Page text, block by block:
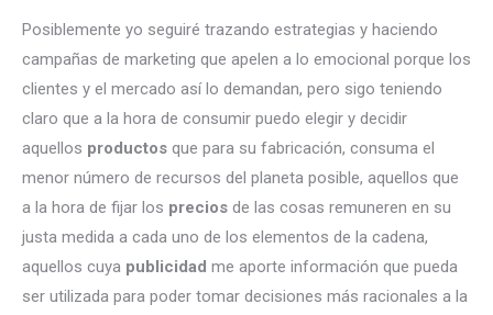
Posiblemente yo seguiré trazando estrategias y haciendo
campañas de marketing que apelen a lo emocional porque los
clientes y el mercado así lo demandan, pero sigo teniendo
claro que a la hora de consumir puedo elegir y decidir
aquellos productos que para su fabricación, consuma el
menor número de recursos del planeta posible, aquellos que
a la hora de fijar los precios de las cosas remuneren en su
justa medida a cada uno de los elementos de la cadena,
aquellos cuya publicidad me aporte información que pueda
ser utilizada para poder tomar decisiones más racionales a la